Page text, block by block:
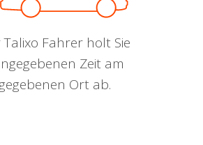
Talixo Fahrer holt Sie
Zeit am
Ort ab.